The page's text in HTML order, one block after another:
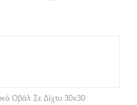
Οβάλ Σε Δίχτυ 30x30